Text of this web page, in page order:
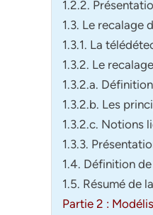
1.2.2.
1.3. Le recalage
1.3.1. La
1.3.2. Le
1.3.2.a. Définition
1.3.2.b. Les
1.3.2.c. Notions
1.3.3.
1.4. Définition
1.5. Résumé de
Partie 2 :